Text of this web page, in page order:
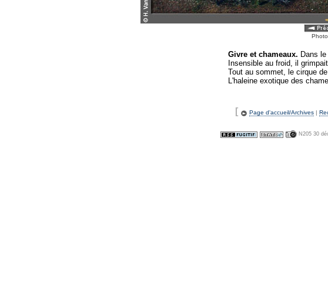
Givre et chameaux. Dans
Insensible au froid, il
Tout au sommet, le cirque
L'haleine exotique des
[ Page d'accueil/Archives |
N205 30